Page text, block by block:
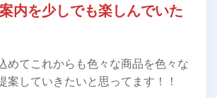
内を少しでも楽しんでいた
めてこれからも色々な商品を色々な
案していきたいと思ってます！！